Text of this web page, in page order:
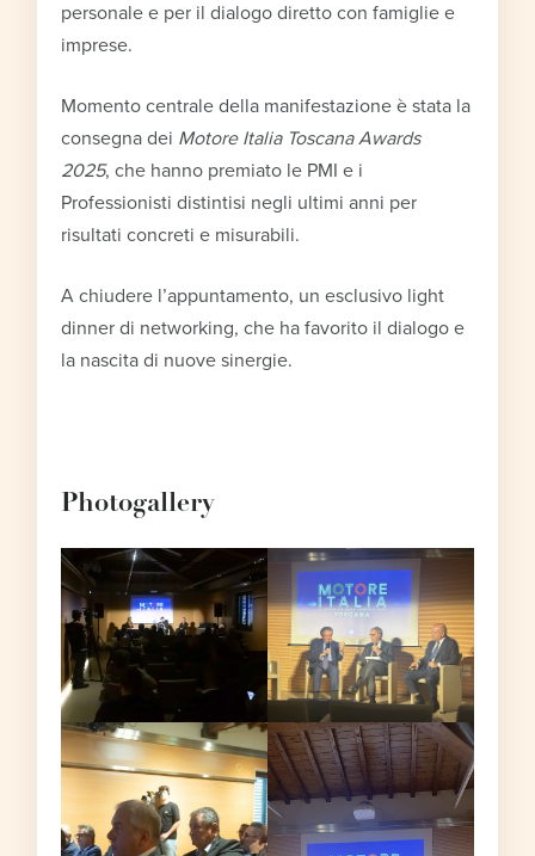
personale e per il dialogo diretto con famiglie e
imprese.
Momento centrale della manifestazione è stata la
consegna dei Motore Italia Toscana Awards
2025, che hanno premiato le PMI e i
Professionisti distintisi negli ultimi anni per
risultati concreti e misurabili.
A chiudere l’appuntamento, un esclusivo light
dinner di networking, che ha favorito il dialogo e
la nascita di nuove sinergie.
Photogallery